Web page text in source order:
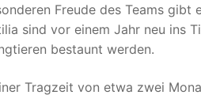
Freude des Teams gibt
sind vor einem Jahr neu ins
bestaunt werden.
Tragzeit von etwa zwei